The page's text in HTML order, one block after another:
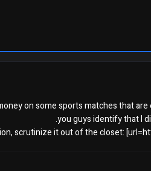
on some sports matches that
you guys identify that I
scrutinize it out of the closet: